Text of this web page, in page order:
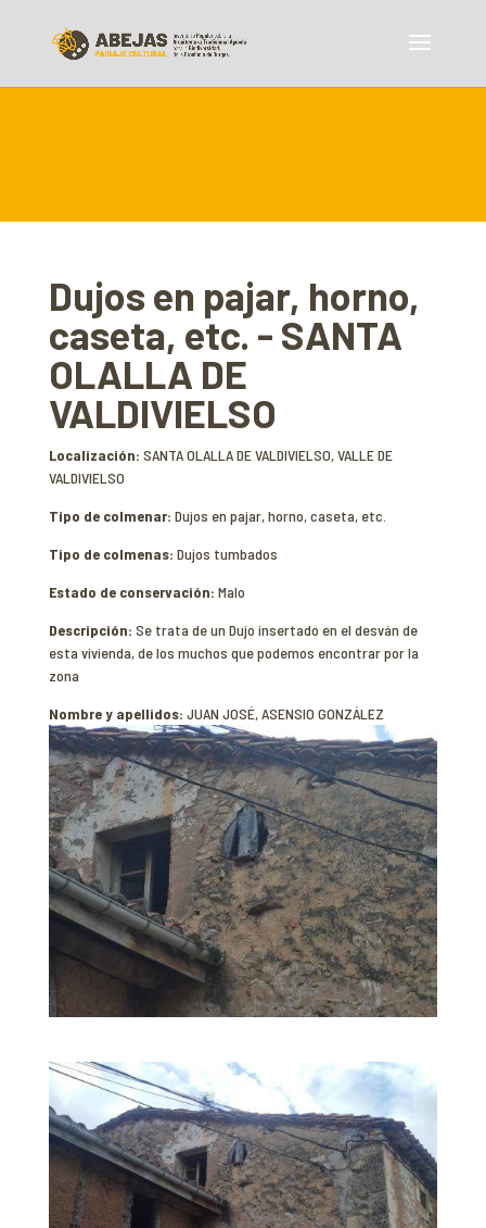
Dujos en pajar, horno,
caseta, etc. - SANTA
OLALLA DE
VALDIVIELSO
Localización: SANTA OLALLA DE VALDIVIELSO, VALLE DE
VALDIVIELSO
Tipo de colmenar: Dujos en pajar, horno, caseta, etc.
Tipo de colmenas: Dujos tumbados
Estado de conservación: Malo
Descripción: Se trata de un Dujo insertado en el desván de
esta vivienda, de los muchos que podemos encontrar por la
zona
Nombre y apellidos: JUAN JOSÉ, ASENSIO GONZÁLEZ